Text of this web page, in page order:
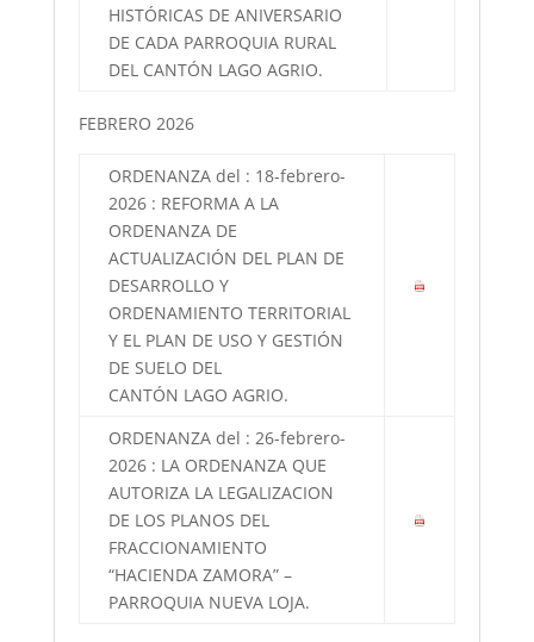
HISTÓRICAS DE ANIVERSARIO
DE CADA PARROQUIA RURAL
DEL CANTÓN LAGO AGRIO.
FEBRERO 2026
ORDENANZA del : 18-febrero-
2026 : REFORMA A LA
ORDENANZA DE
ACTUALIZACIÓN DEL PLAN DE
DESARROLLO Y
ORDENAMIENTO TERRITORIAL
Y EL PLAN DE USO Y GESTIÓN
DE SUELO DEL
CANTÓN LAGO AGRIO.
ORDENANZA del : 26-febrero-
2026 : LA ORDENANZA QUE
AUTORIZA LA LEGALIZACION
DE LOS PLANOS DEL
FRACCIONAMIENTO
“HACIENDA ZAMORA” –
PARROQUIA NUEVA LOJA.